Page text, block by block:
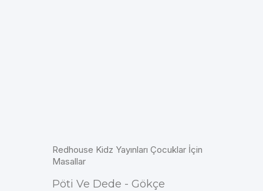
Redhouse Kidz Yayınları Çocuklar İçin
Masallar
Pöti Ve Dede - Gökçe